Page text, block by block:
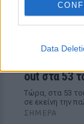
Data
out στα 53
Τώρα, στα 53
σε εκείνη την
ΣΉΜΕΡΑ